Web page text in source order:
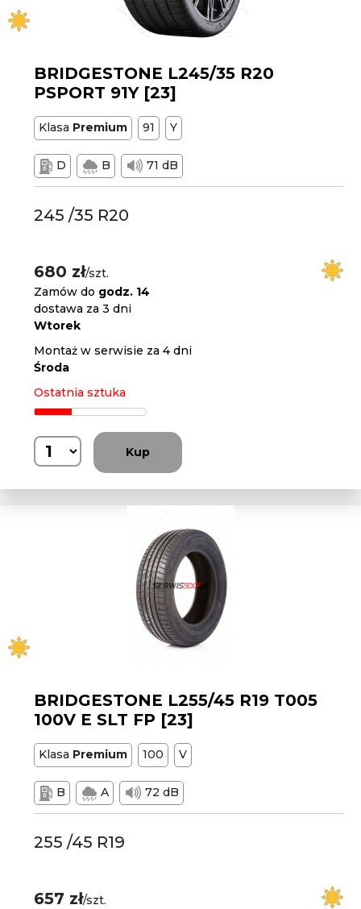
BRIDGESTONE L245/35 R20
PSPORT 91Y [23]
Klasa Premium 91 Y
D B 71 dB
245 /35 R20
680 zł/szt.
Zamów do godz. 14
dostawa za 3 dni
Wtorek
Montaż w serwisie za 4 dni
Środa
Ostatnia sztuka
Kup
BRIDGESTONE L255/45 R19 T005
100V E SLT FP [23]
Klasa Premium 100 V
B A 72 dB
255 /45 R19
657 zł/szt.